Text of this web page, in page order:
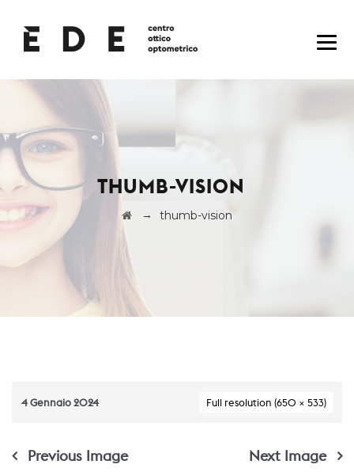
THUMB-VISION
→ thumb-vision
4 Gennaio 2024 Full resolution (650 × 533)
Previous Image Next Image